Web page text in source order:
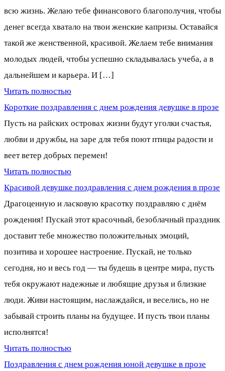
всю жизнь. Желаю тебе финансового благополучия, чтобы
денег всегда хватало на твои женские капризы. Оставайся
такой же женственной, красивой. Желаем тебе внимания
молодых людей, чтобы успешно складывалась учеба, а в
дальнейшем и карьера. И […]
Читать полностью
Короткие поздравления с днем рождения девушке в прозе
Пусть на райских островах жизни будут уголки счастья,
любви и дружбы, на заре для тебя поют птицы радости и
веет ветер добрых перемен!
Читать полностью
Красивой девушке поздравления с днем рождения в прозе
Драгоценную и ласковую красотку поздравляю с днём
рождения! Пускай этот красочный, безоблачный праздник
доставит тебе множество положительных эмоций,
позитива и хорошее настроение. Пускай, не только
сегодня, но и весь год — ты будешь в центре мира, пусть
тебя окружают надежные и любящие друзья и близкие
люди. Живи настоящим, наслаждайся, и веселись, но не
забывай строить планы на будущее. И пусть твои планы
исполнятся!
Читать полностью
Поздравления с днем рождения юной девушке в прозе